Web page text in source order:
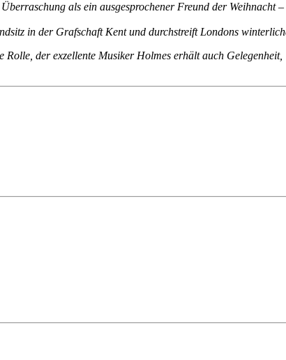
als ein ausgesprochener Freund der Weihnacht
in der Grafschaft Kent und durchstreift Londons
der exzellente Musiker Holmes erhält auch